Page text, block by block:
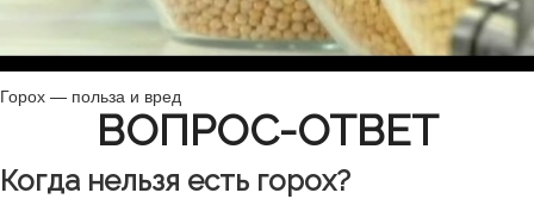
Горох — польза и вред
ВОПРОС-ОТВЕТ
Когда нельзя есть горох?